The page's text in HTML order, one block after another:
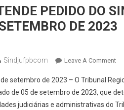
PEDIDO DO
DE 2023
Sindjufpbcom Leave A Comment
setembro de 2023 – O Tribunal
de 05 de setembro de 2023, que
judiciárias e administrativas do